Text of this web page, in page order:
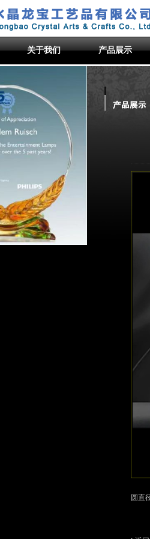
关于我们 产品展示
圆直